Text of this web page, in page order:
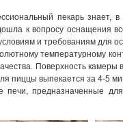
пекарь знает,
к вопросу оснащения
и требованиям для
температурному
Поверхность
пиццы выпекается за 4-5
печи, предназначенные